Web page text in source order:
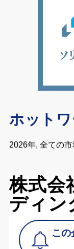
ホットワ
2026年, 全ての
株式会
ディン
この